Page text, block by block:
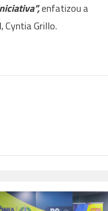
enfatizou a
Cyntia Grillo.